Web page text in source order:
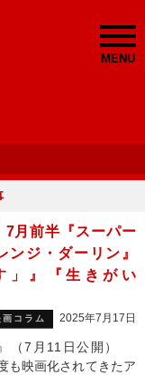
MENU
7月前半『スーパー
ンジ・ダーリン』
」』『生きがい
コラム 2025年7月17日
』（7月11日公開）
も映画化されてきたア